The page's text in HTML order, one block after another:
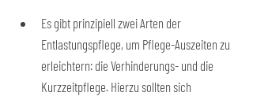
Es gibt prinzipiell zwei Arten der
Entlastungspflege, um Pflege-Auszeiten zu
erleichtern: die Verhinderungs- und die
Kurzzeitpflege. Hierzu sollten sich